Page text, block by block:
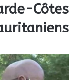
Côtes